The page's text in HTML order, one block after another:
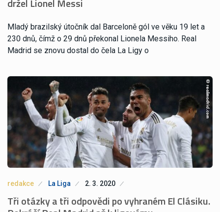
držel Lionel Messi
Mladý brazilský útočník dal Barceloně gól ve věku 19 let a
230 dnů, čímž o 29 dnů překonal Lionela Messiho. Real
Madrid se znovu dostal do čela La Ligy o
redakce La Liga 2. 3. 2020
Tři otázky a tři odpovědi po vyhraném El Clásiku.